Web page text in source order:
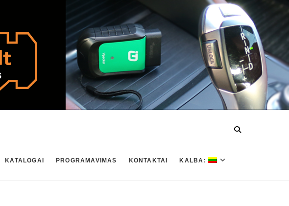
KATALOGAI PROGRAMAVIMAS KONTAKTAI KALBA: